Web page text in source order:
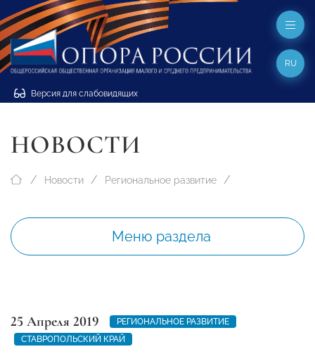
Версия для слабовидящих
RU
НОВОСТИ
Новости Региональное развитие
Меню раздела
25 Апреля 2019
РЕГИОНАЛЬНОЕ РАЗВИТИЕ
СТАВРОПОЛЬСКИЙ КРАЙ